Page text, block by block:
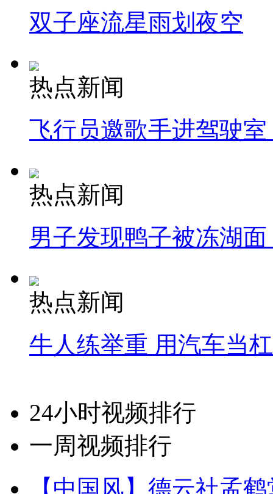
双子座流星雨划夜空
热点新闻
飞行员邀歌手进驾驶
热点新闻
男子发现鸭子被冻湖
热点新闻
牛人练举重 用汽车当
24小时视频排行
一周视频排行
【中国风】德云社孟